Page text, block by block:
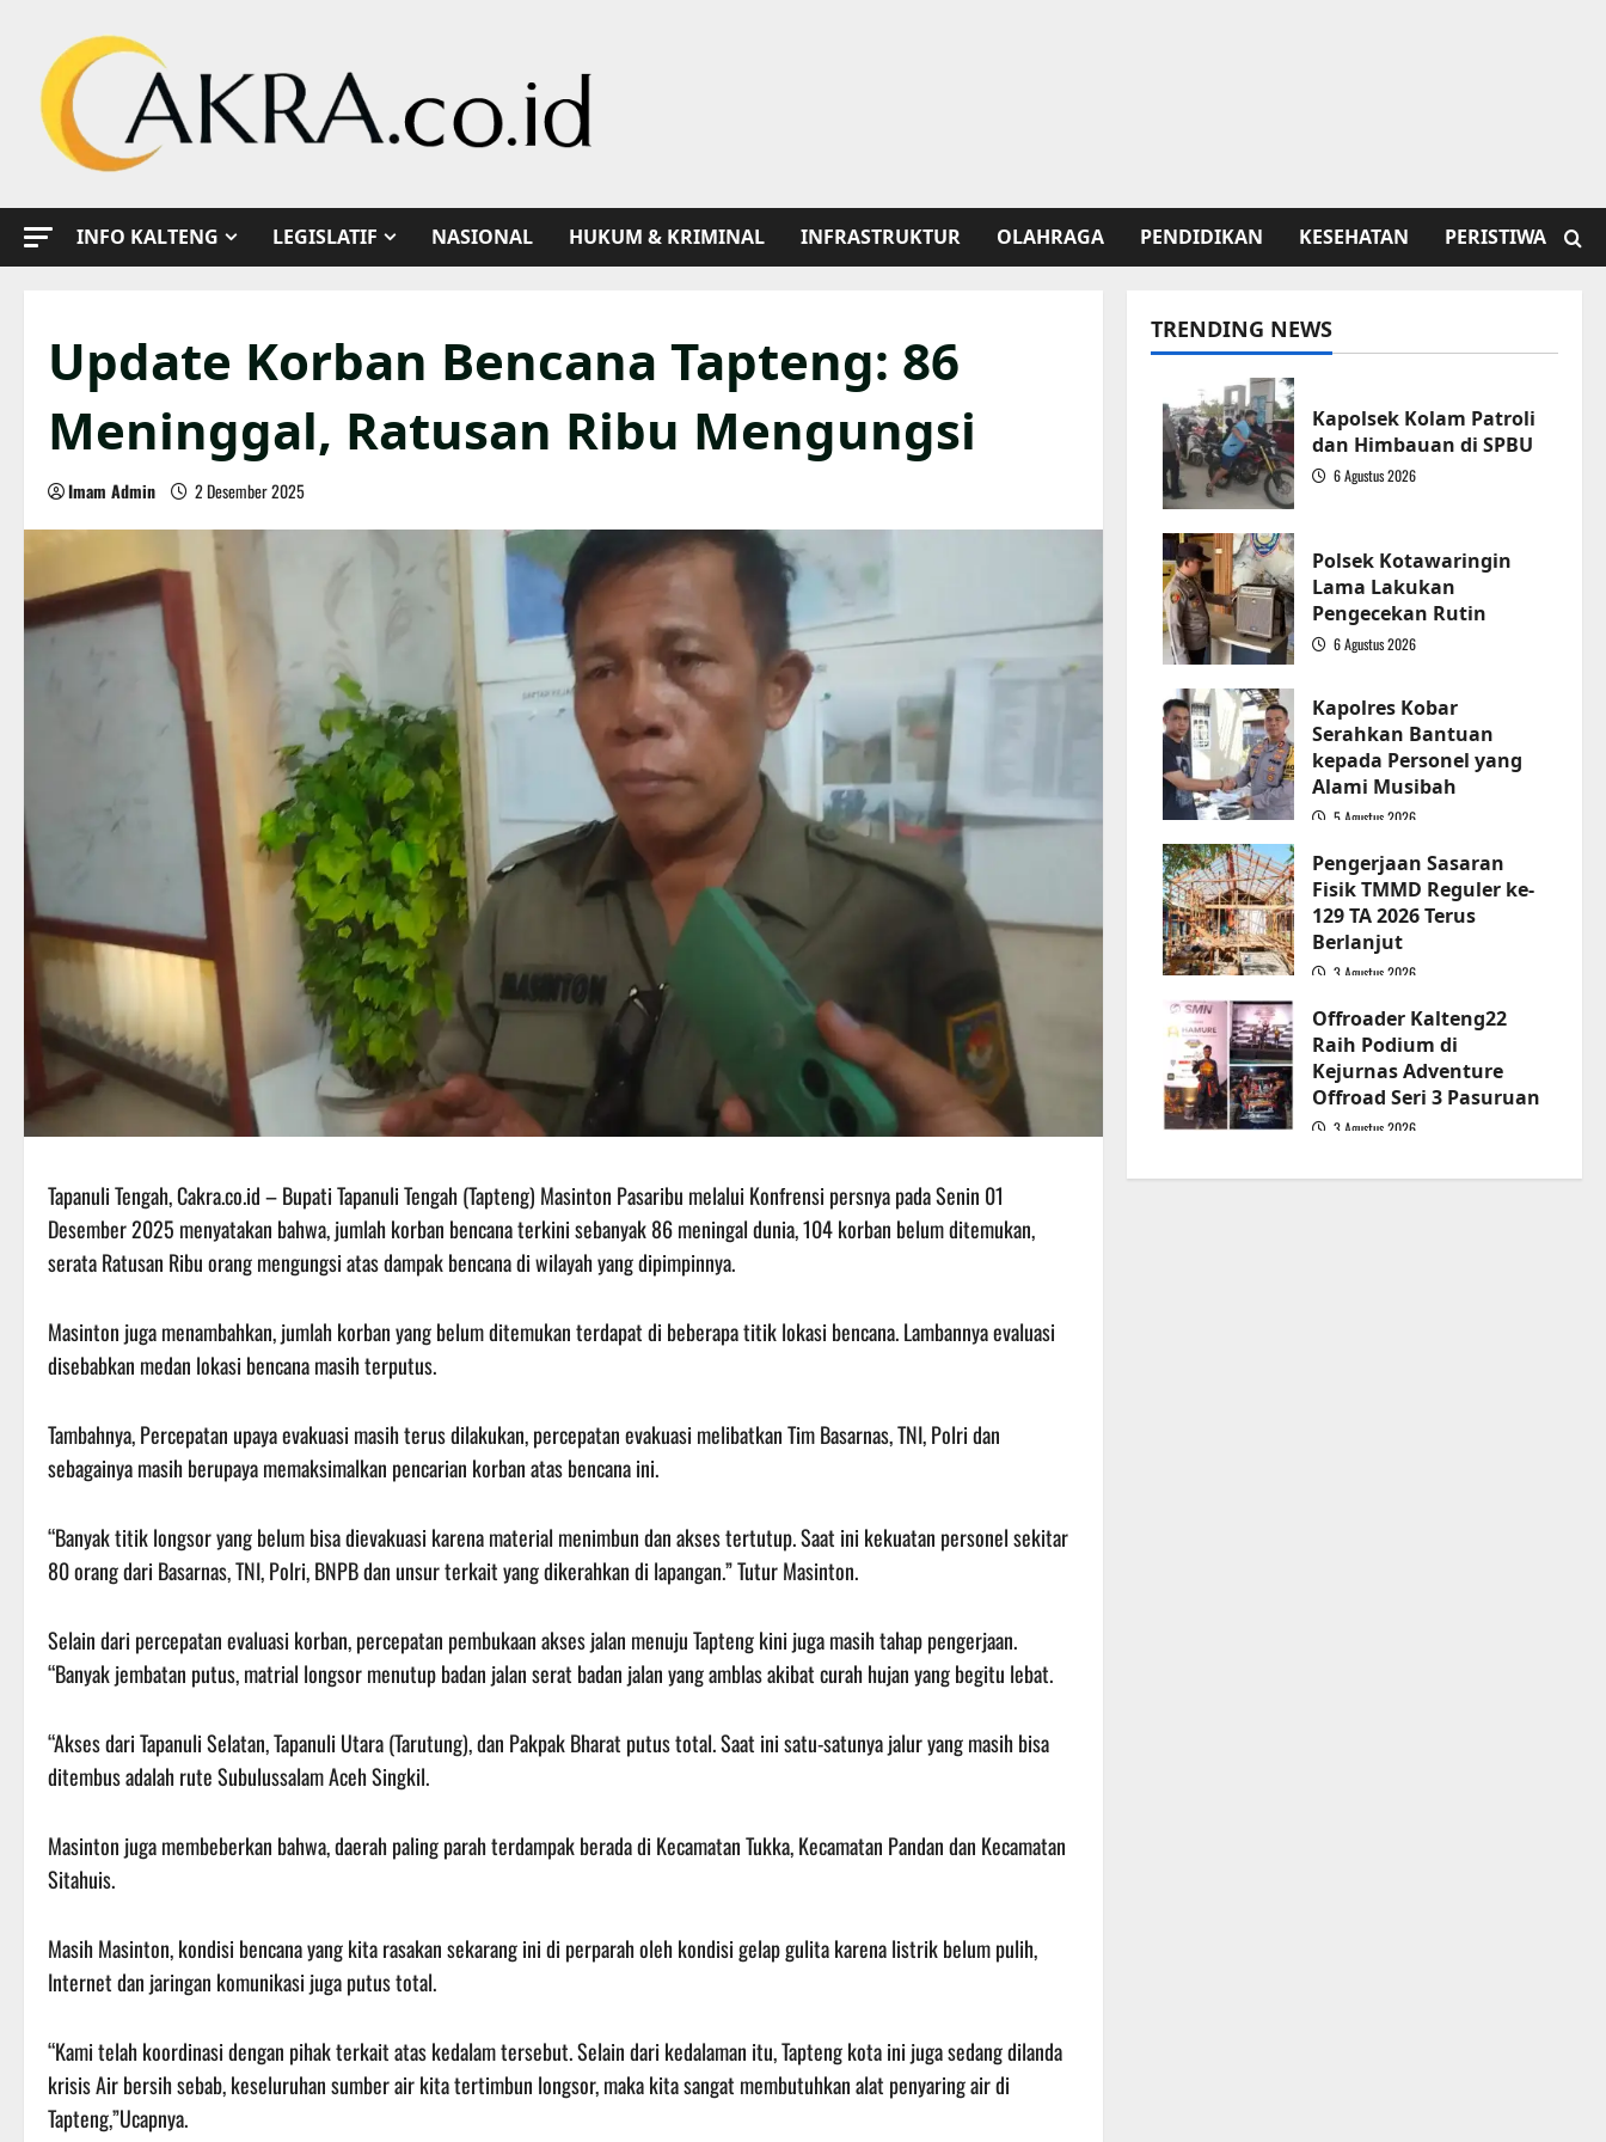
content
INFO KALTENG LEGISLATIF NASIONAL HUKUM & KRIMINAL INFRASTRUKTUR OLAHRAGA PENDIDIKAN KESEHATAN PERISTIWA
Update Korban Bencana Tapteng: 86
Meninggal, Ratusan Ribu Mengungsi
Imam Admin 2 Desember 2025
Tapanuli Tengah, Cakra.co.id – Bupati Tapanuli Tengah (Tapteng) Masinton Pasaribu melalui Konfrensi persnya pada Senin 01
Desember 2025 menyatakan bahwa, jumlah korban bencana terkini sebanyak 86 meningal dunia, 104 korban belum ditemukan,
serata Ratusan Ribu orang mengungsi atas dampak bencana di wilayah yang dipimpinnya.
Masinton juga menambahkan, jumlah korban yang belum ditemukan terdapat di beberapa titik lokasi bencana. Lambannya evaluasi
disebabkan medan lokasi bencana masih terputus.
Tambahnya, Percepatan upaya evakuasi masih terus dilakukan, percepatan evakuasi melibatkan Tim Basarnas, TNI, Polri dan
sebagainya masih berupaya memaksimalkan pencarian korban atas bencana ini.
“Banyak titik longsor yang belum bisa dievakuasi karena material menimbun dan akses tertutup. Saat ini kekuatan personel sekitar
80 orang dari Basarnas, TNI, Polri, BNPB dan unsur terkait yang dikerahkan di lapangan.” Tutur Masinton.
Selain dari percepatan evaluasi korban, percepatan pembukaan akses jalan menuju Tapteng kini juga masih tahap pengerjaan.
“Banyak jembatan putus, matrial longsor menutup badan jalan serat badan jalan yang amblas akibat curah hujan yang begitu lebat.
“Akses dari Tapanuli Selatan, Tapanuli Utara (Tarutung), dan Pakpak Bharat putus total. Saat ini satu-satunya jalur yang masih bisa
ditembus adalah rute Subulussalam Aceh Singkil.
Masinton juga membeberkan bahwa, daerah paling parah terdampak berada di Kecamatan Tukka, Kecamatan Pandan dan Kecamatan
Sitahuis.
Masih Masinton, kondisi bencana yang kita rasakan sekarang ini di perparah oleh kondisi gelap gulita karena listrik belum pulih,
Internet dan jaringan komunikasi juga putus total.
“Kami telah koordinasi dengan pihak terkait atas kedalam tersebut. Selain dari kedalaman itu, Tapteng kota ini juga sedang dilanda
krisis Air bersih sebab, keseluruhan sumber air kita tertimbun longsor, maka kita sangat membutuhkan alat penyaring air di
Tapteng,”Ucapnya.
TRENDING NEWS
Kapolsek Kolam Patroli
dan Himbauan di SPBU
6 Agustus 2026
Polsek Kotawaringin
Lama Lakukan
Pengecekan Rutin
6 Agustus 2026
Kapolres Kobar
Serahkan Bantuan
kepada Personel yang
Alami Musibah
5 Agustus 2026
Pengerjaan Sasaran
Fisik TMMD Reguler ke-
129 TA 2026 Terus
Berlanjut
3 Agustus 2026
Offroader Kalteng22
Raih Podium di
Kejurnas Adventure
Offroad Seri 3 Pasuruan
3 Agustus 2026